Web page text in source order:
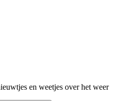
en weetjes over het weer